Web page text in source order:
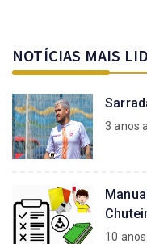
NOTÍCIAS MAIS
3 anos
10